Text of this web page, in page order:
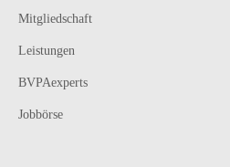
Mitgliedschaft
Leistungen
BVPAexperts
Jobbörse